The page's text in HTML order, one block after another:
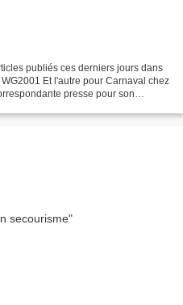
publiés ces derniers jours dans
Et l'autre pour Carnaval chez
presse pour son